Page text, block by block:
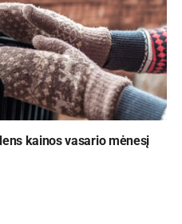
kainos vasario mėnesį